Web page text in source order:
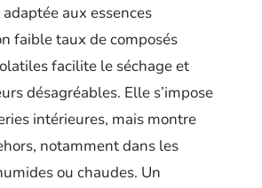
aux essences
faible taux de composés
facilite le séchage et
désagréables. Elle s’impose
intérieures, mais montre
notamment dans les
ou chaudes. Un